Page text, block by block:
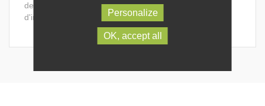
demandeurs d'emploi d'accéder à leur simple droit
d'insertion.
Personalize
OK, accept all